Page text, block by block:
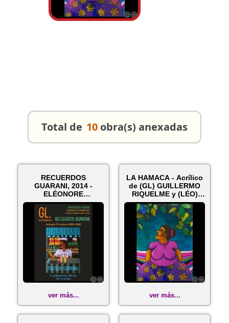
Total de 10 obra(s) anexadas
RECUERDOS
GUARANI, 2014 -
ELÉONORE
GUILLEMIN &
GUILLERMO
RIQUELME
ver más...
LA HAMACA - Acrílico
de (GL) GUILLERMO
RIQUELME y (LÉO)
ELÉONORE ...
ver más...